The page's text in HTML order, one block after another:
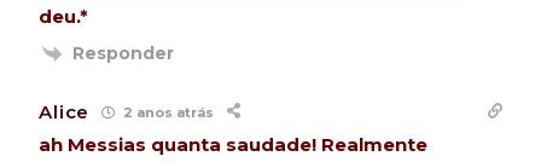
deu.*
Responder
Alice 2 anos atrás
ah Messias quanta saudade! Realmente